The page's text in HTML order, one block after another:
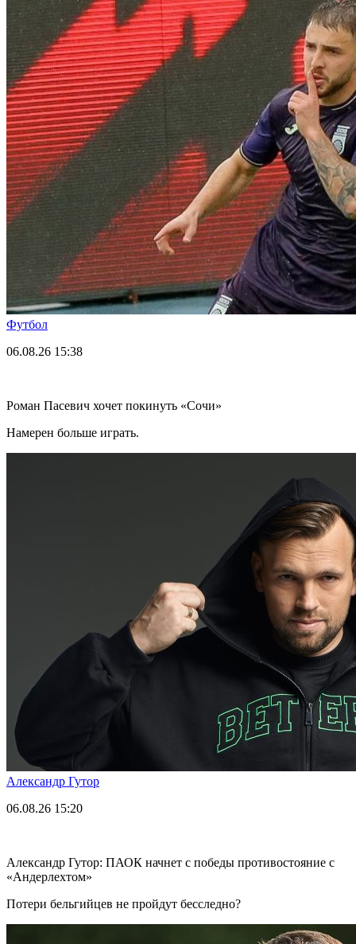
Футбол
06.08.26 15:38
Роман Пасевич хочет покинуть «Сочи»
Намерен больше играть.
Александр Гутор
06.08.26 15:20
Александр Гутор: ПАОК начнет с победы противостояние с
«Андерлехтом»
Потери бельгийцев не пройдут бесследно?